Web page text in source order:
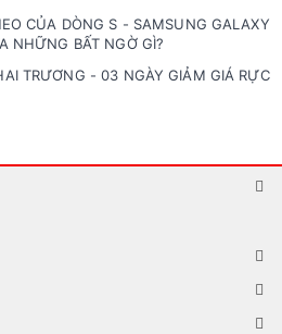
CỦA DÒNG S - SAMSUNG GALAXY
NHỮNG BẤT NGỜ GÌ?
TRƯƠNG - 03 NGÀY GIẢM GIÁ RỰC